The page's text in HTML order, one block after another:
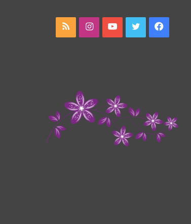
فيسبوك تويتر يوتيوب انستقرام